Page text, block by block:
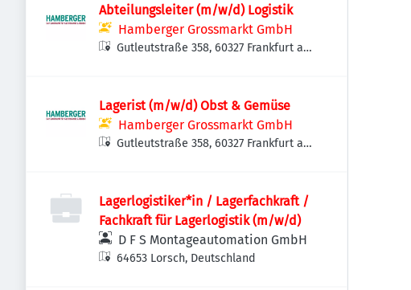
Abteilungsleiter (m/w/d) Logistik
Hamberger Grossmarkt GmbH
Gutleutstraße 358, 60327 Frankfurt am
Lagerist (m/w/d) Obst & Gemüse
Hamberger Grossmarkt GmbH
Gutleutstraße 358, 60327 Frankfurt am
Lagerlogistiker*in / Lagerfachkraft /
Fachkraft für Lagerlogistik (m/w/d)
D F S Montageautomation GmbH
64653 Lorsch, Deutschland